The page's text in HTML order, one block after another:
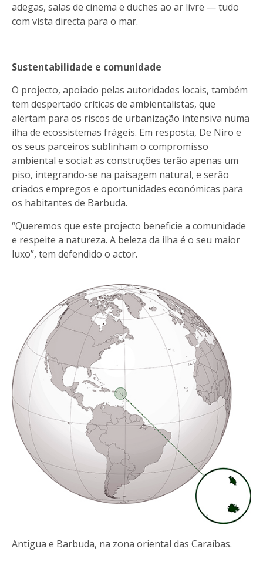
adegas, salas de cinema e duches ao ar livre — tudo
com vista directa para o mar.
Sustentabilidade e comunidade
O projecto, apoiado pelas autoridades locais, também
tem despertado críticas de ambientalistas, que
alertam para os riscos de urbanização intensiva numa
ilha de ecossistemas frágeis. Em resposta, De Niro e
os seus parceiros sublinham o compromisso
ambiental e social: as construções terão apenas um
piso, integrando-se na paisagem natural, e serão
criados empregos e oportunidades económicas para
os habitantes de Barbuda.
“Queremos que este projecto beneficie a comunidade
e respeite a natureza. A beleza da ilha é o seu maior
luxo”, tem defendido o actor.
Antigua e Barbuda, na zona oriental das Caraíbas.